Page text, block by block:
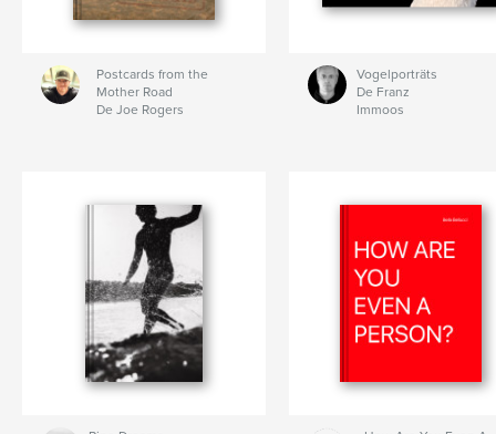
Postcards from the
Mother Road
De Joe Rogers
Vogelporträts
De Franz
Immoos